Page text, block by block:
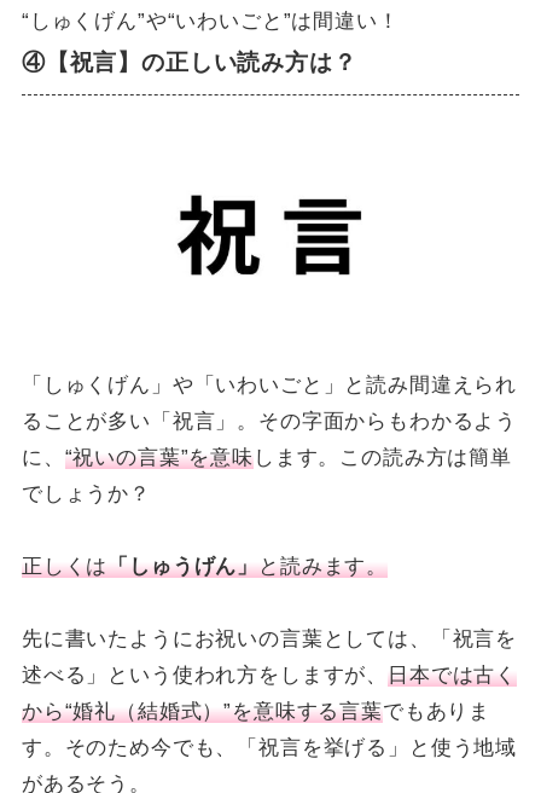
“しゅくげん”や“いわいごと”は間違い！
④【祝言】の正しい読み方は？
「しゅくげん」や「いわいごと」と読み間違えられ
ることが多い「祝言」。その字面からもわかるよう
に、 “祝いの言葉”を意味します。この読み方は簡単
でしょうか？
正しくは「しゅうげん」と読みます。
先に書いたようにお祝いの言葉としては、「祝言を
述べる」という使われ方をしますが、日本では古く
から“婚礼（結婚式）”を意味する言葉でもありま
す。そのため今でも、「祝言を挙げる」と使う地域
があるそう。